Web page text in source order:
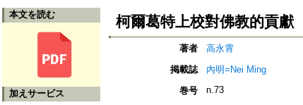
本文を読む
加えサービス
柯爾葛特上校對佛教的貢獻
著者
高永霄
掲載誌
內明=Nei Ming
巻号
n.73